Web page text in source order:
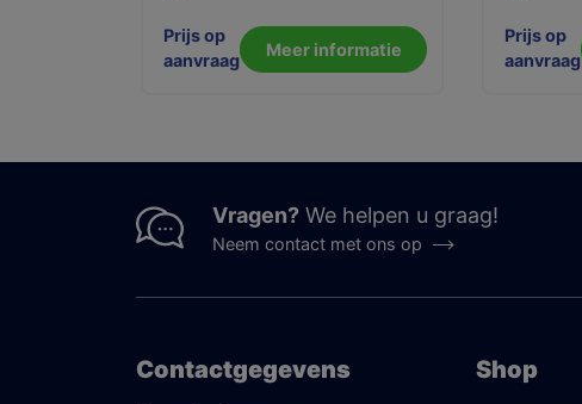
Prijs op
aanvraag
Meer informatie
Prijs op
aanvraag
Vragen? We helpen u graag!
Neem contact met ons op
Contactgegevens Shop